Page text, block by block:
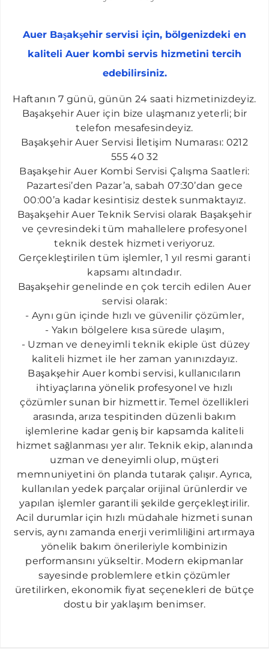
Auer Başakşehir servisi için, bölgenizdeki en
kaliteli Auer kombi servis hizmetini tercih
edebilirsiniz.
​Haftanın 7 günü, günün 24 saati hizmetinizdeyiz.
Başakşehir Auer için bize ulaşmanız yeterli; bir
telefon mesafesindeyiz.
Başakşehir Auer Servisi İletişim Numarası: 0212
555 40 32
Başakşehir Auer Kombi Servisi Çalışma Saatleri:
Pazartesi’den Pazar’a, sabah 07:30’dan gece
00:00’a kadar kesintisiz destek sunmaktayız.
Başakşehir Auer Teknik Servisi olarak Başakşehir
ve çevresindeki tüm mahallelere profesyonel
teknik destek hizmeti veriyoruz.
Gerçekleştirilen tüm işlemler, 1 yıl resmi garanti
kapsamı altındadır.
Başakşehir genelinde en çok tercih edilen Auer
servisi olarak:
- Aynı gün içinde hızlı ve güvenilir çözümler,
- Yakın bölgelere kısa sürede ulaşım,
​ - Uzman ve deneyimli teknik ekiple üst düzey
kaliteli hizmet ile her zaman yanınızdayız.
Başakşehir Auer kombi servisi, kullanıcıların
ihtiyaçlarına yönelik profesyonel ve hızlı
çözümler sunan bir hizmettir. Temel özellikleri
arasında, arıza tespitinden düzenli bakım
işlemlerine kadar geniş bir kapsamda kaliteli
hizmet sağlanması yer alır. Teknik ekip, alanında
uzman ve deneyimli olup, müşteri
memnuniyetini ön planda tutarak çalışır. Ayrıca,
kullanılan yedek parçalar orijinal ürünlerdir ve
yapılan işlemler garantili şekilde gerçekleştirilir.
Acil durumlar için hızlı müdahale hizmeti sunan
servis, aynı zamanda enerji verimliliğini artırmaya
yönelik bakım önerileriyle kombinizin
performansını yükseltir. Modern ekipmanlar
sayesinde problemlere etkin çözümler
üretilirken, ekonomik fiyat seçenekleri de bütçe
dostu bir yaklaşım benimser.
İKITELLI AUER SERVISI
KAYAŞEHIR AUER SERVISI
BAHÇEŞEHIR AUER SERVISI
ALTUNIZADE AUER SERVISI
BALMUMCU AUER SERVISI
ATAKÖY AUER SERVISI
BEBEK AUER SERVISI
BOMONTI AUER SERVISI
BOSTANCI AUER SERVISI
ÇELIKTEPE AUER SERVISI
CENNET AUER SERVISI
CIHANGIR AUER SERVISI
ELMADAĞ AUER SERVISI
DIKILITAŞ AUER SERVISI
FERIKÖY AUER SERVISI
FULYA AUER SERVISI
GÜLTEPE AUER SERVISI
GÖZTEPE AUER SERVISI
HALICIĞLU AUER SERVISI
HARBIYE AUER SERVISI
İSTINYE AUER SERVISI
KURTULUŞ AUER SERVISI
MASLAK AUER SERVISI
MERTER AUER SERVISI
OKMEYDANI AUER SERVISI
OSMANBEY AUER SERVISI
SEYRANTEPE AUER SERVISI
ŞIRINTEPE AUER SERVISI